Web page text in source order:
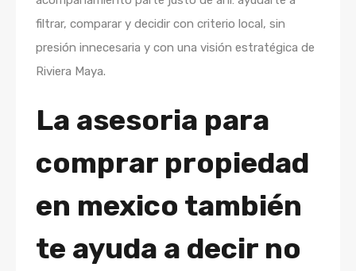
filtrar, comparar y decidir con criterio local, sin
presión innecesaria y con una visión estratégica de
Riviera Maya.
La asesoria para
comprar propiedad
en mexico también
te ayuda a decir no